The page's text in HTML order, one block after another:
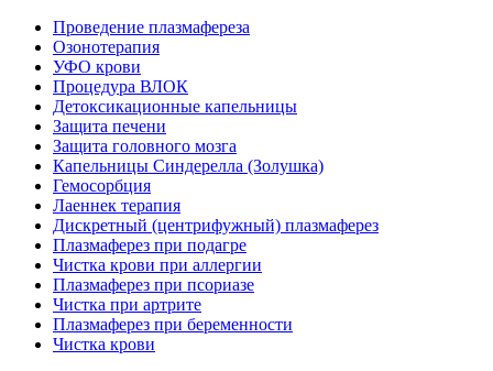
Проведение плазмафереза
Озонотерапия
УФО крови
Процедура ВЛОК
Детоксикационные капельницы
Защита печени
Защита головного мозга
Капельницы Синдерелла (Золушка)
Гемосорбция
Лаеннек терапия
Дискретный (центрифужный) плазмаферез
Плазмаферез при подагре
Чистка крови при аллергии
Плазмаферез при псориазе
Чистка при артрите
Плазмаферез при беременности
Чистка крови